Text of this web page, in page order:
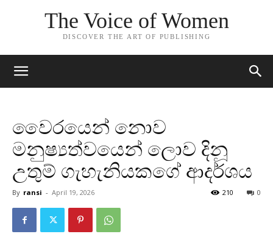
The Voice of Women
DISCOVER THE ART OF PUBLISHING
වෛරයෙන් නොව
මනුෂ්‍යත්වයෙන් ලොව දිනූ
උතුම් ගැහැනියකගේ ආදර්ශය
By ransi - April 19, 2026 0
210